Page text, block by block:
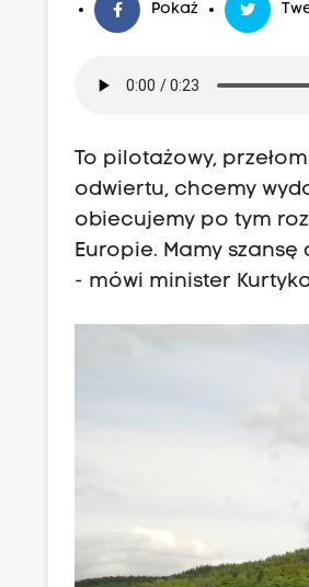
Pokaż
To pilotażowy,
odwiertu, chcemy
obiecujemy po tym
Europie. Mamy
- mówi minister